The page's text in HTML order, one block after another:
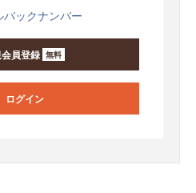
バックナンバー
員登録 無料
ログイン